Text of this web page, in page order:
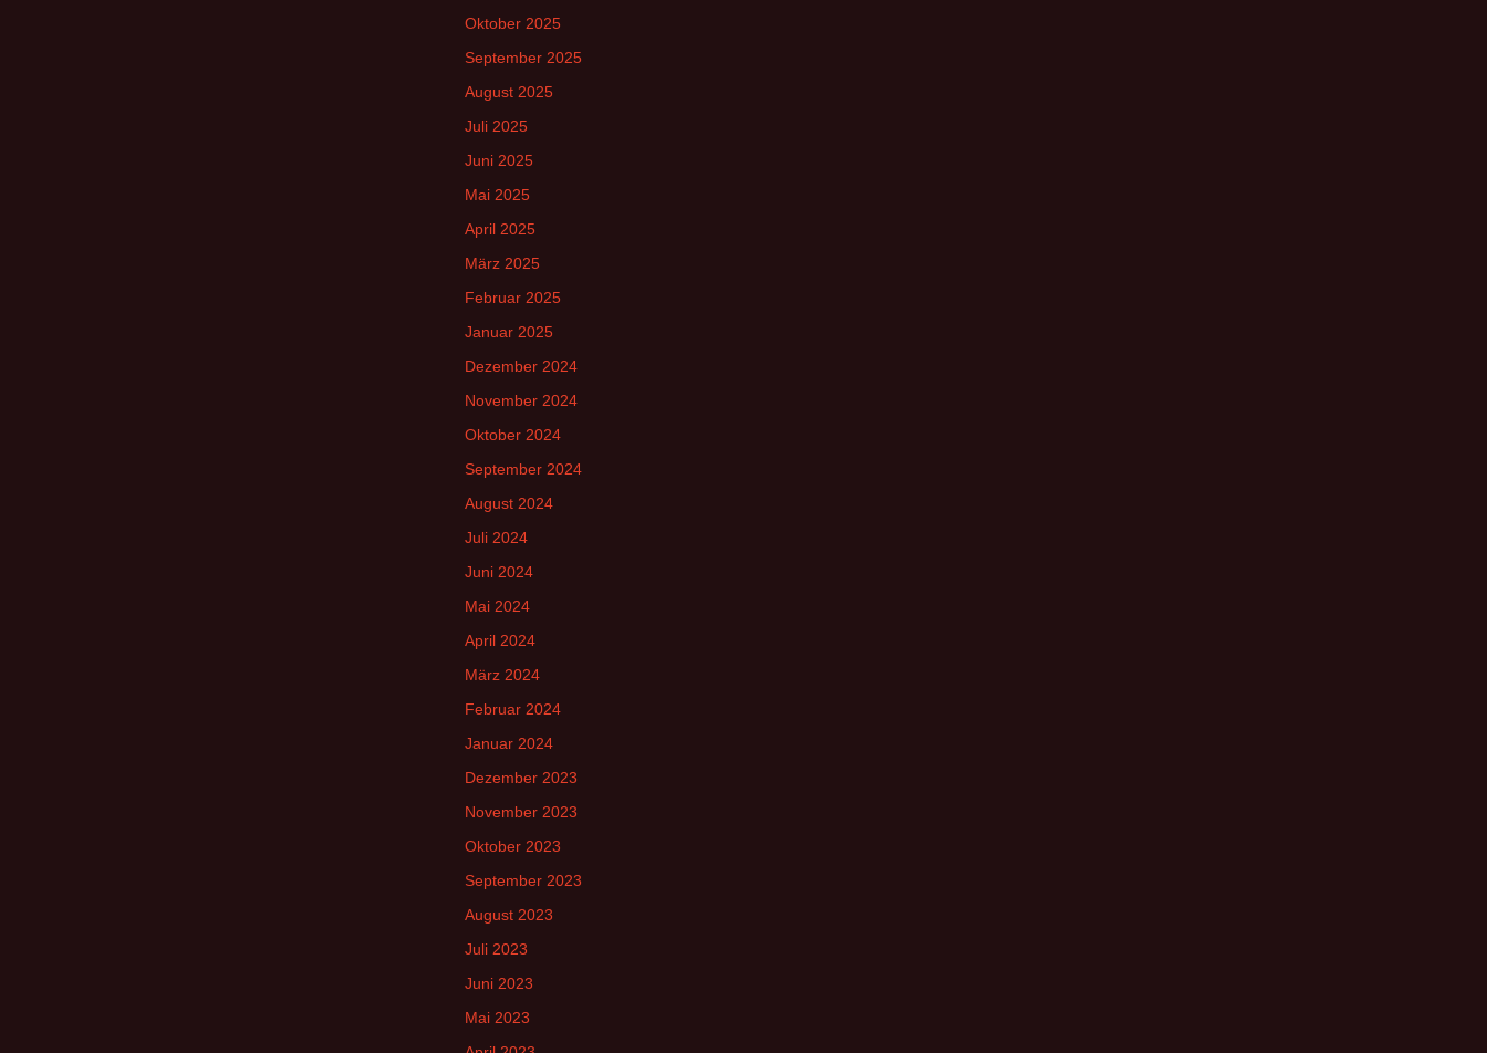
Oktober 2025
September 2025
August 2025
Juli 2025
Juni 2025
Mai 2025
April 2025
März 2025
Februar 2025
Januar 2025
Dezember 2024
November 2024
Oktober 2024
September 2024
August 2024
Juli 2024
Juni 2024
Mai 2024
April 2024
März 2024
Februar 2024
Januar 2024
Dezember 2023
November 2023
Oktober 2023
September 2023
August 2023
Juli 2023
Juni 2023
Mai 2023